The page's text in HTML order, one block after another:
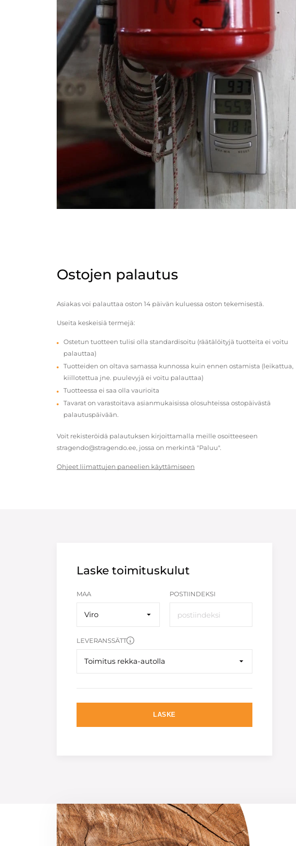
Ostojen palautus
Asiakas voi palauttaa oston 14 päivän kuluessa oston tekemisestä.
Useita keskeisiä termejä:
Ostetun tuotteen tulisi olla standardisoitu (räätälöityjä tuotteita ei voitu
palauttaa)
Tuotteiden on oltava samassa kunnossa kuin ennen ostamista (leikattua,
kiillotettua jne. puulevyjä ei voitu palauttaa)
Tuotteessa ei saa olla vaurioita
Tavarat on varastoitava asianmukaisissa olosuhteissa ostopäivästä
palautuspäivään.
Voit rekisteröidä palautuksen kirjoittamalla meille osoitteeseen
stragendo@stragendo.ee, jossa on merkintä "Paluu".
Ohjeet liimattujen paneelien käyttämiseen
Laske toimituskulut
MAA
Viro
POSTIINDEKSI
LEVERANSSÄTT
Toimitus rekka-autolla
LASKE